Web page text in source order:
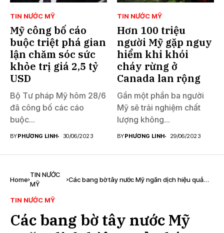
TIN NƯỚC MỸ
Mỹ công bố cáo
buộc triệt phá gian
lận chăm sóc sức
khỏe trị giá 2,5 tỷ
USD
Bộ Tư pháp Mỹ hôm 28/6
đã công bố các cáo
buộc...
BYPHƯƠNG LINH 30/06/2023
TIN NƯỚC MỸ
Hơn 100 triệu
người Mỹ gặp nguy
hiểm khi khói
cháy rừng ở
Canada lan rộng
Gần một phần ba người
Mỹ sẽ trải nghiệm chất
lượng không...
BYPHƯƠNG LINH 29/06/2023
Home
TIN NƯỚC
MỸ
Các bang bờ tây nước Mỹ ngăn dịch hiệu quả
TIN NƯỚC MỸ
Các bang bờ tây nước Mỹ